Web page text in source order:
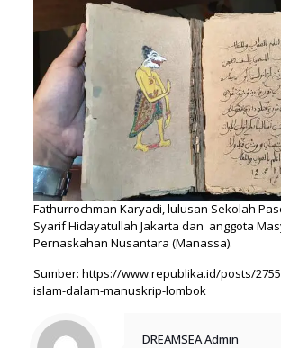
Fathurrochman Karyadi, lulusan Sekolah
Syarif Hidayatullah Jakarta dan anggota
Pernaskahan Nusantara (Manassa).
Sumber: https://www.republika.id/posts/
islam-dalam-manuskrip-lombok
DREAMSEA Admin